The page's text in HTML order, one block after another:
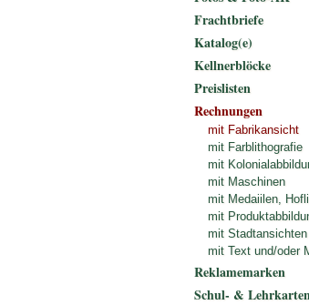
Frachtbriefe
Katalog(e)
Kellnerblöcke
Preislisten
Rechnungen
mit Fabrikansicht
mit Farblithografie
mit
mit Maschinen
mit Medaiilen,
mit
mit Stadtansichten
mit Text und/oder
Reklamemarken
Schul- &